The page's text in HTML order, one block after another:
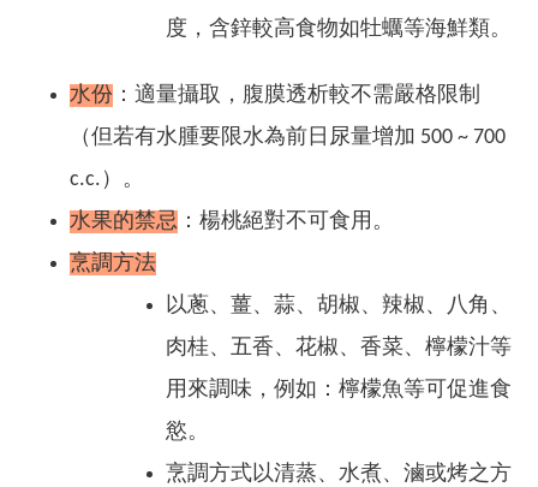
度，含鋅較高食物如牡蠣等海鮮類。
水份 ：適量攝取，腹膜透析較不需嚴格限制
（但若有水腫要限水為前日尿量增加 500 ~ 700
c.c.）。
水果的禁忌 ：楊桃絕對不可食用。
烹調方法
以蔥、薑、蒜、胡椒、辣椒、八角、
肉桂、五香、花椒、香菜、檸檬汁等
用來調味，例如：檸檬魚等可促進食
慾。
烹調方式以清蒸、水煮、滷或烤之方